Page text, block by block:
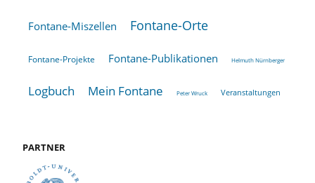
Fontane-Miszellen Fontane-Orte
Fontane-Projekte Fontane-Publikationen Helmuth Nürnberger
Logbuch Mein Fontane Peter Wruck Veranstaltungen
PARTNER